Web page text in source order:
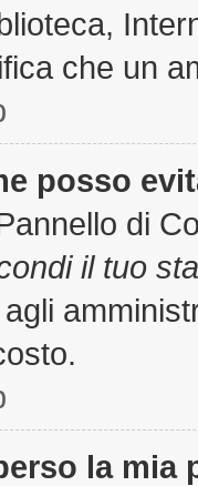
che un
posso
di
il tuo
la mia